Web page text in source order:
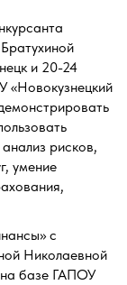
и 20-24
«Новокузнецкий
рисков,
умение
с
Николаевной
на базе ГАПОУ